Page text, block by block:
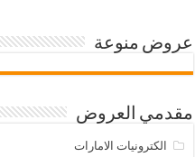
عروض منوعة
مقدمي العروض
الكترونيات الامارات